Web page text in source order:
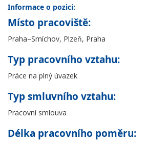
Informace o pozici:
Místo pracoviště:
Praha–Smíchov, Plzeň, Praha
Typ pracovního vztahu:
Práce na plný úvazek
Typ smluvního vztahu:
Pracovní smlouva
Délka pracovního poměru: